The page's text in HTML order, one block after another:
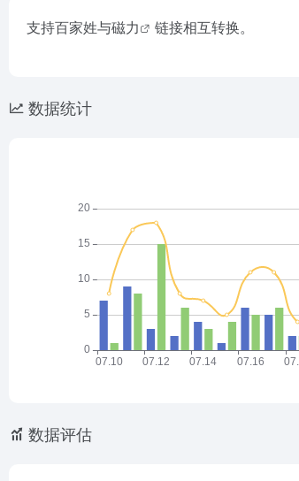
支持百家姓与磁力 链接相互转换。
数据统计
数据评估